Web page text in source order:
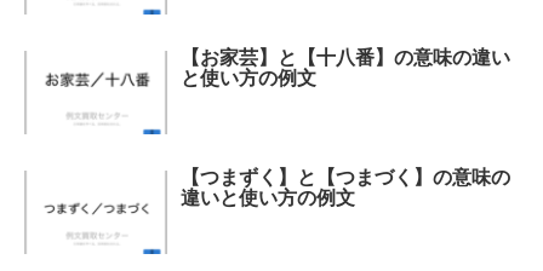
【お家芸】と【十八番】の意味の違い
と使い方の例文
【つまずく】と【つまづく】の意味の
違いと使い方の例文